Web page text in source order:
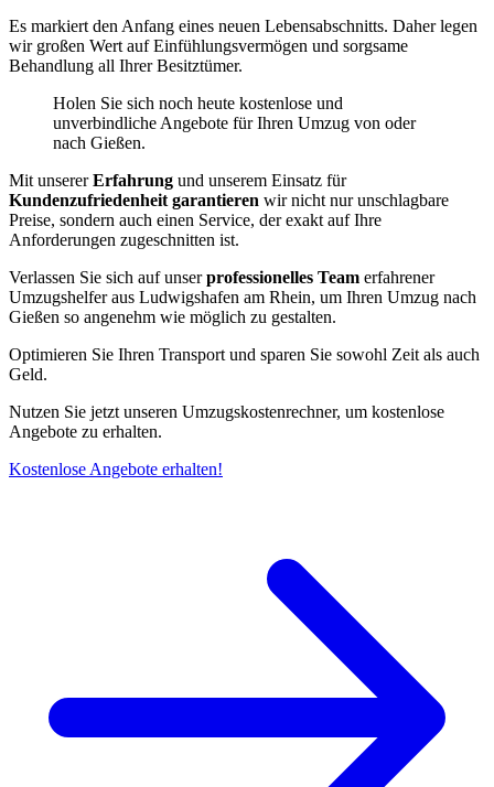
Es markiert den Anfang eines neuen Lebensabschnitts. Daher legen
wir großen Wert auf Einfühlungsvermögen und sorgsame
Behandlung all Ihrer Besitztümer.
Holen Sie sich noch heute kostenlose und
unverbindliche Angebote für Ihren Umzug von oder
nach Gießen.
Mit unsererErfahrung und unserem Einsatz für
Kundenzufriedenheit garantieren wir nicht nur unschlagbare
Preise, sondern auch einen Service, der exakt auf Ihre
Anforderungen zugeschnitten ist.
Verlassen Sie sich auf unserprofessionelles Team erfahrener
Umzugshelfer aus Ludwigshafen am Rhein, um Ihren Umzug nach
Gießen so angenehm wie möglich zu gestalten.
Optimieren Sie Ihren Transport und sparen Sie sowohl Zeit als auch
Geld.
Nutzen Sie jetzt unseren Umzugskostenrechner, um kostenlose
Angebote zu erhalten.
Kostenlose Angebote erhalten!